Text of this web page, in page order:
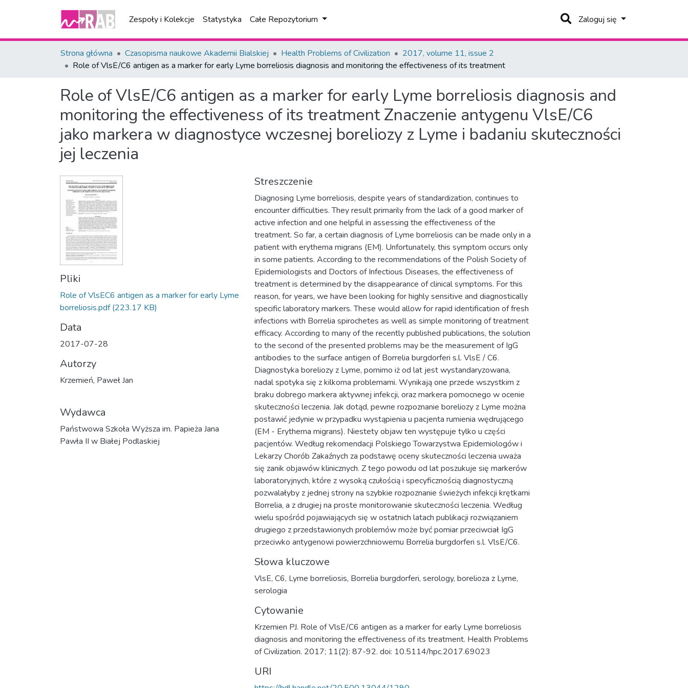
Zespoły i Kolekcje Statystyka Całe Repozytorium Zaloguj się
Strona główna Czasopisma naukowe Akademii Bialskiej Health Problems of Civilization
2017, volume 11, issue 2
Role of VlsE/C6 antigen as a marker for early Lyme borreliosis diagnosis and monitoring the effectiveness of its treatment
Role of VlsE/C6 antigen as a marker for early Lyme borreliosis diagnosis and
monitoring the effectiveness of its treatment Znaczenie antygenu VlsE/C6
jako markera w diagnostyce wczesnej boreliozy z Lyme i badaniu skuteczności
jej leczenia
Pliki
Role of VlsEC6 antigen as a marker for early Lyme
borreliosis.pdf (223.17 KB)
Data
2017-07-28
Autorzy
Krzemień, Paweł Jan
Wydawca
Państwowa Szkoła Wyższa im. Papieża Jana
Pawła II w Białej Podlaskiej
Streszczenie
Diagnosing Lyme borreliosis, despite years of standardization, continues to
encounter difficulties. They result primarily from the lack of a good marker of
active infection and one helpful in assessing the effectiveness of the
treatment. So far, a certain diagnosis of Lyme borreliosis can be made only in a
patient with erythema migrans (EM). Unfortunately, this symptom occurs only
in some patients. According to the recommendations of the Polish Society of
Epidemiologists and Doctors of Infectious Diseases, the effectiveness of
treatment is determined by the disappearance of clinical symptoms. For this
reason, for years, we have been looking for highly sensitive and diagnostically
specific laboratory markers. These would allow for rapid identification of fresh
infections with Borrelia spirochetes as well as simple monitoring of treatment
efficacy. According to many of the recently published publications, the solution
to the second of the presented problems may be the measurement of IgG
antibodies to the surface antigen of Borrelia burgdorferi s.l. VlsE / C6.
Diagnostyka boreliozy z Lyme, pomimo iż od lat jest wystandaryzowana,
nadal spotyka się z kilkoma problemami. Wynikają one przede wszystkim z
braku dobrego markera aktywnej infekcji, oraz markera pomocnego w ocenie
skuteczności leczenia. Jak dotąd, pewne rozpoznanie boreliozy z Lyme można
postawić jedynie w przypadku wystąpienia u pacjenta rumienia wędrującego
(EM - Erythema migrans). Niestety objaw ten występuje tylko u części
pacjentów. Według rekomendacji Polskiego Towarzystwa Epidemiologów i
Lekarzy Chorób Zakaźnych za podstawę oceny skuteczności leczenia uważa
się zanik objawów klinicznych. Z tego powodu od lat poszukuje się markerów
laboratoryjnych, które z wysoką czułością i specyficznością diagnostyczną
pozwalałyby z jednej strony na szybkie rozpoznanie świeżych infekcji krętkami
Borrelia, a z drugiej na proste monitorowanie skuteczności leczenia. Według
wielu spośród pojawiających się w ostatnich latach publikacji rozwiązaniem
drugiego z przedstawionych problemów może być pomiar przeciwciał IgG
przeciwko antygenowi powierzchniowemu Borrelia burgdorferi s.l. VlsE/C6.
Słowa kluczowe
VlsE, C6, Lyme borreliosis, Borrelia burgdorferi, serology, borelioza z Lyme,
serologia
Cytowanie
Krzemien PJ. Role of VlsE/C6 antigen as a marker for early Lyme borreliosis
diagnosis and monitoring the effectiveness of its treatment. Health Problems
of Civilization. 2017; 11(2): 87-92. doi: 10.5114/hpc.2017.69023
URI